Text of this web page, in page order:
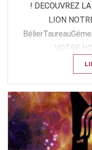
! DECOUVREZ
LION
VOTRE